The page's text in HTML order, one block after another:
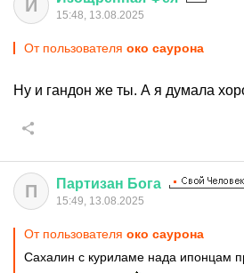
И 15:48, 13.08.2025
От пользователя око саурона
Ну и гандон же ты. А я думала
П Партизан Бога
15:49, 13.08.2025
От пользователя око саурона
Сахалин с куриламе нада ипонцам